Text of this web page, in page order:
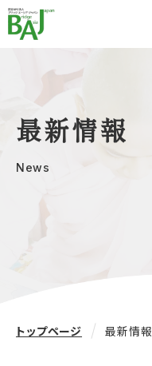
最新情報
News
トップページ 最新情報